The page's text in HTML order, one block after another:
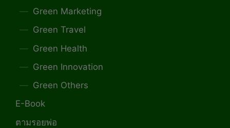
Green Marketing
Green Travel
Green Health
Green Innovation
Green Others
E-Book
ตามรอยพ่อ